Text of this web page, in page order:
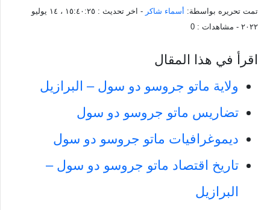
تمت تحريره بواسطة: أسماء شاكر - اخر تحديث :
١٥:٤٠:٢٥ ، ١٤ يوليو
٢٠٢٢ - مشاهدات : 0
اقرأ في هذا المقال
ولاية ماتو جروسو دو سول – البرازيل
تضاريس ماتو جروسو دو سول
ديموغرافيات ماتو جروسو دو سول
تاريخ اقتصاد ماتو جروسو دو سول –
البرازيل